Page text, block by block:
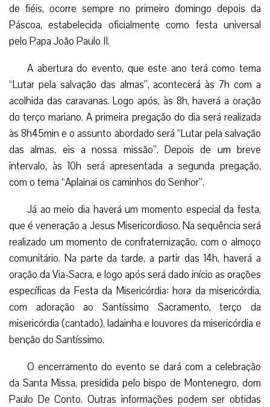
de fiéis, ocorre sempre no primeiro domingo depois da
Páscoa, estabelecida oficialmente como festa universal
pelo Papa João Paulo II.
A abertura do evento, que este ano terá como tema
“Lutar pela salvação das almas”, acontecerá às 7h com a
acolhida das caravanas. Logo após, às 8h, haverá a oração
do terço mariano. A primeira pregação do dia será realizada
às 8h45min e o assunto abordado será “Lutar pela salvação
das almas, eis a nossa missão”. Depois de um breve
intervalo, às 10h será apresentada a segunda pregação,
com o tema “Aplainai os caminhos do Senhor”.
Já ao meio dia haverá um momento especial da festa,
que é veneração a Jesus Misericordioso. Na sequência será
realizado um momento de confraternização, com o almoço
comunitário. Na parte da tarde, a partir das 14h, haverá a
oração da Via-Sacra, e logo após será dado início as orações
específicas da Festa da Misericórdia: hora da misericórdia,
com adoração ao Santíssimo Sacramento, terço da
misericórdia (cantado), ladainha e louvores da misericórdia e
benção do Santíssimo.
O encerramento do evento se dará com a celebração
da Santa Missa, presidida pelo bispo de Montenegro, dom
Paulo De Conto. Outras informações podem ser obtidas